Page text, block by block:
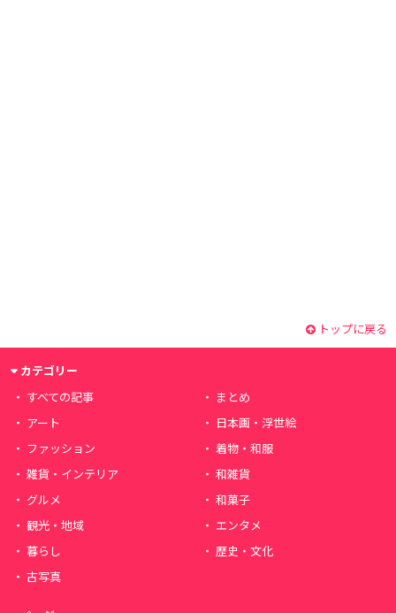
トップに戻る
カテゴリー
すべての記事
まとめ
アート
日本画・浮世絵
ファッション
着物・和服
雑貨・インテリア
和雑貨
グルメ
和菓子
観光・地域
エンタメ
暮らし
歴史・文化
古写真